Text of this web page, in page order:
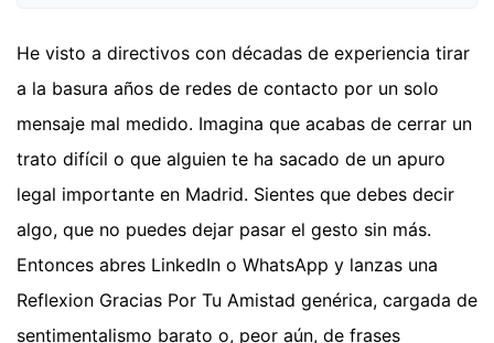
He visto a directivos con décadas de experiencia tirar
a la basura años de redes de contacto por un solo
mensaje mal medido. Imagina que acabas de cerrar un
trato difícil o que alguien te ha sacado de un apuro
legal importante en Madrid. Sientes que debes decir
algo, que no puedes dejar pasar el gesto sin más.
Entonces abres LinkedIn o WhatsApp y lanzas una
Reflexion Gracias Por Tu Amistad genérica, cargada de
sentimentalismo barato o, peor aún, de frases